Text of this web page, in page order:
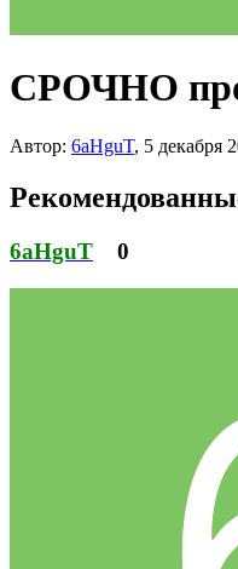
СРОЧНО
Автор: 6aHguT, 5 декабря
6aHguT 0